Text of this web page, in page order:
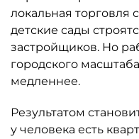
локальная торговля
детские сады
застройщиков. Но
городского
медленнее.
Результатом
у человека есть